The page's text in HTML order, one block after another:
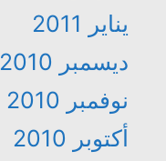
يناير 2011
ديسمبر 2010
نوفمبر 2010
أكتوبر 2010